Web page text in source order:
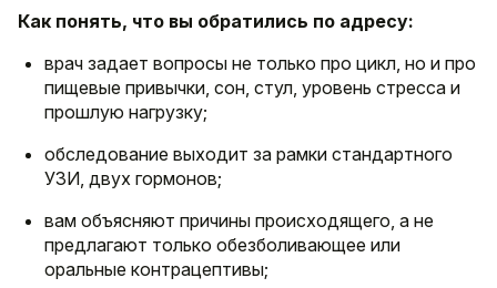
Как понять, что вы обратились по адресу:
врач задает вопросы не только про цикл, но и про
пищевые привычки, сон, стул, уровень стресса и
прошлую нагрузку;
обследование выходит за рамки стандартного
УЗИ, двух гормонов;
вам объясняют причины происходящего, а не
предлагают только обезболивающее или
оральные контрацептивы;